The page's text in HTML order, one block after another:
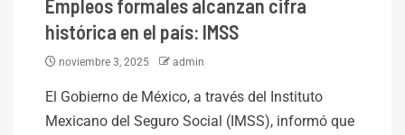
Empleos formales alcanzan cifra
histórica en el país: IMSS
noviembre 3, 2025 admin
El Gobierno de México, a través del Instituto
Mexicano del Seguro Social (IMSS), informó que